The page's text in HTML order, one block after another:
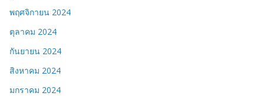
พฤศจิกายน 2024
ตุลาคม 2024
กันยายน 2024
สิงหาคม 2024
มกราคม 2024